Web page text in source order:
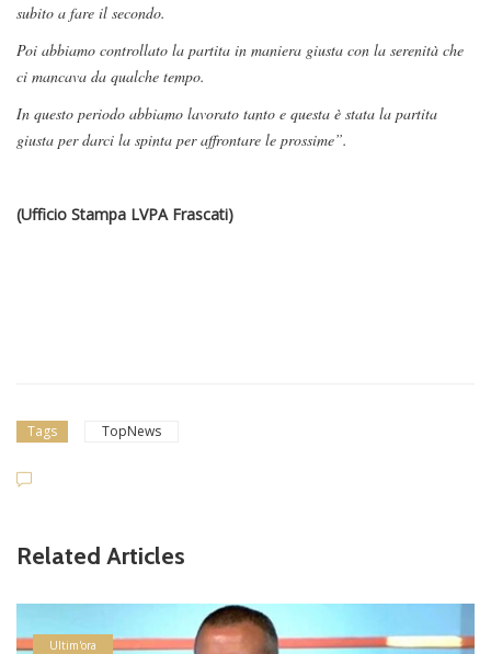
subito a fare il secondo.
Poi abbiamo controllato la partita in maniera giusta con la serenità che
ci mancava da qualche tempo.
In questo periodo abbiamo lavorato tanto e questa è stata la partita
giusta per darci la spinta per affrontare le prossime”.
(Ufficio Stampa LVPA Frascati)
Tags TopNews
Related Articles
Ultim'ora